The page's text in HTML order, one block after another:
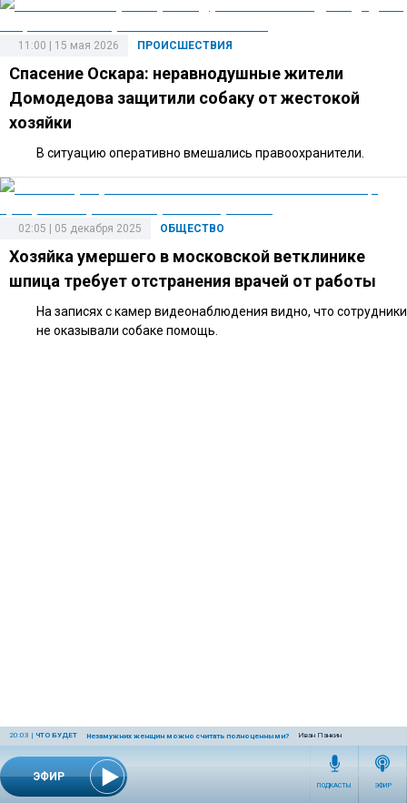
ЭФИР
20:03 | ЧТО БУДЕТ Незамужних женщин можно считать полноценными? Иван Панкин
ПОДКАСТЫ ЭФИР
ПРОИСШЕСТВИЯ
11:00 | 15 мая 2026
Спасение Оскара: неравнодушные жители
Домодедова защитили собаку от жестокой
хозяйки
В ситуацию оперативно вмешались правоохранители.
ОБЩЕСТВО
02:05 | 05 декабря 2025
Хозяйка умершего в московской ветклинике
шпица требует отстранения врачей от работы
На записях с камер видеонаблюдения видно, что сотрудники
не оказывали собаке помощь.